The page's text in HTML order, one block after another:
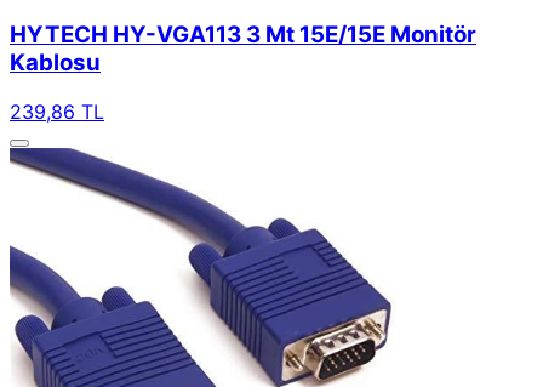
HYTECH HY-VGA113 3 Mt 15E/15E Monitör
Kablosu
239,86 TL